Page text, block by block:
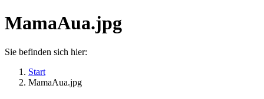
MamaAua.jpg
Sie befinden sich hier:
Start
MamaAua.jpg